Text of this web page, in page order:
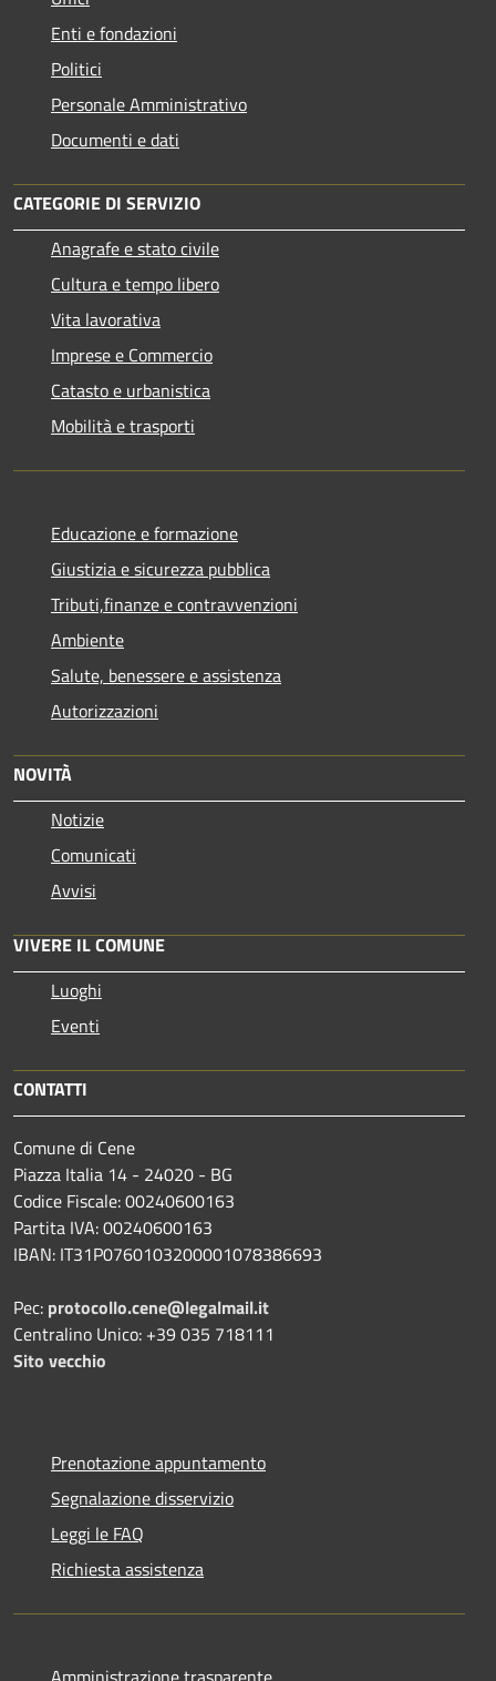
Enti e fondazioni
Politici
Personale Amministrativo
Documenti e dati
CATEGORIE DI SERVIZIO
Anagrafe e stato civile
Cultura e tempo libero
Vita lavorativa
Imprese e Commercio
Catasto e urbanistica
Mobilità e trasporti
Educazione e formazione
Giustizia e sicurezza pubblica
Tributi,finanze e contravvenzioni
Ambiente
Salute, benessere e assistenza
Autorizzazioni
NOVITÀ
Notizie
Comunicati
Avvisi
VIVERE IL COMUNE
Luoghi
Eventi
CONTATTI
Comune di Cene
Piazza Italia 14 - 24020 - BG
Codice Fiscale: 00240600163
Partita IVA: 00240600163
IBAN: IT31P0760103200001078386693
Pec: protocollo.cene@legalmail.it
Centralino Unico: +39 035 718111
Sito vecchio
Prenotazione appuntamento
Segnalazione disservizio
Leggi le FAQ
Richiesta assistenza